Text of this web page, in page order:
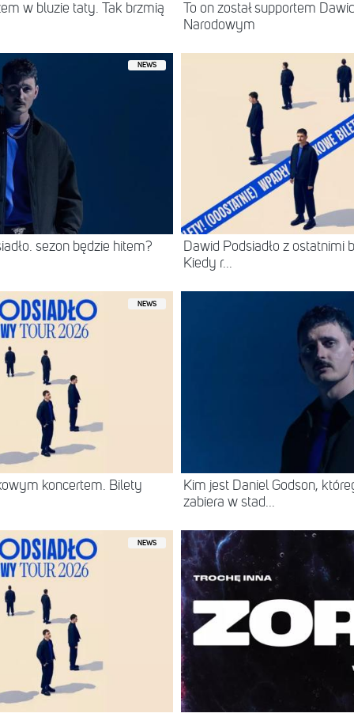
w bluzie taty. Tak brzmią
To on został supportem
Narodowym
NEWS
sezon będzie hitem?
Dawid Podsiadło z ostatnimi
Kiedy r...
NEWS
koncertem. Bilety
Kim jest Daniel Godson,
zabiera w stad...
NEWS